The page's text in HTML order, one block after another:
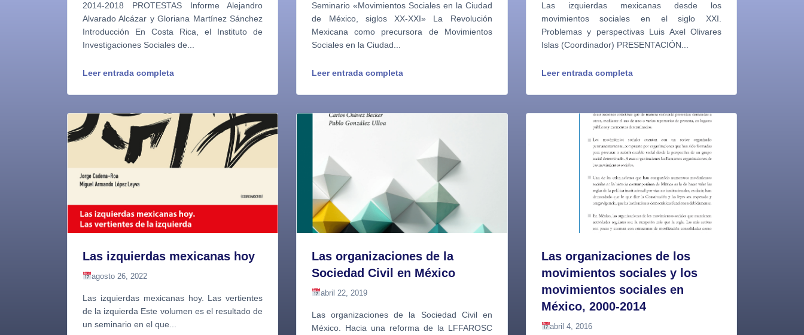
2014-2018 PROTESTAS Informe Alejandro
Alvarado Alcázar y Gloriana Martínez Sánchez
Introducción En Costa Rica, el Instituto de
Investigaciones Sociales de...
Leer entrada completa
Seminario «Movimientos Sociales en la Ciudad
de México, siglos XX-XXI» La Revolución
Mexicana como precursora de Movimientos
Sociales en la Ciudad...
Leer entrada completa
Las izquierdas mexicanas desde los
movimientos sociales en el siglo XXI.
Problemas y perspectivas Luis Axel Olivares
Islas (Coordinador) PRESENTACIÓN...
Leer entrada completa
Las izquierdas mexicanas hoy
agosto 26, 2022
Las izquierdas mexicanas hoy. Las vertientes
de la izquierda Este volumen es el resultado de
un seminario en el que...
Las organizaciones de la
Sociedad Civil en México
abril 22, 2019
Las organizaciones de la Sociedad Civil en
México. Hacia una reforma de la LFFAROSC
Las organizaciones de los
movimientos sociales y los
movimientos sociales en
México, 2000-2014
abril 4, 2016